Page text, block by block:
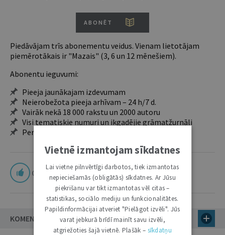
ABONĒT
Piedāvājam trīs abonementu veidus. Vienam lietotājam
piemērotākais ir "Mazais" (3, 6 un 12 mēnešiem).
Abonentu ieguvumi:
Pieeja jaunākajam izdevumam
Neierobežota pieeja arhīvam – 24 h/7 d.
Vairāk nekā 18 000 rakstu un 2000 autoru
Visi tematiskie numuri un ikgadējie grāmatžurnāli
Personalizētās iespējas – piezīmes, citāti, mapes
0
KOMENTĀRI
Vietnē izmantojam sīkdatnes
Lai vietne pilnvērtīgi darbotos, tiek izmantotas
nepieciešamās (obligātās) sīkdatnes. Ar Jūsu
piekrišanu var tikt izmantotas vēl citas –
statistikas, sociālo mediju un funkcionalitātes.
Papildinformācijai atveriet "Pielāgot izvēli". Jūs
varat jebkurā brīdī mainīt savu izvēli,
atgriežoties šajā vietnē. Plašāk – sīkdatņu